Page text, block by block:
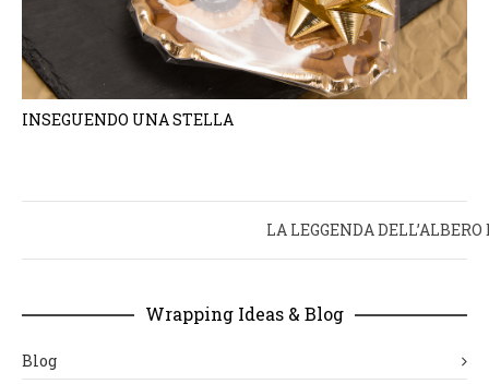
INSEGUENDO UNA STELLA
LA LEGGENDA
Wrapping Ideas & Blog
Blog